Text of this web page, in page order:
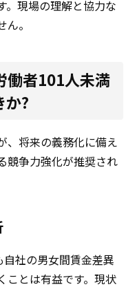
。現場の理解と協力な
。
働者101人未満
か?
、将来の義務化に備え
競争力強化が推奨され
社の男女間賃金差異
ことは有益です。現状